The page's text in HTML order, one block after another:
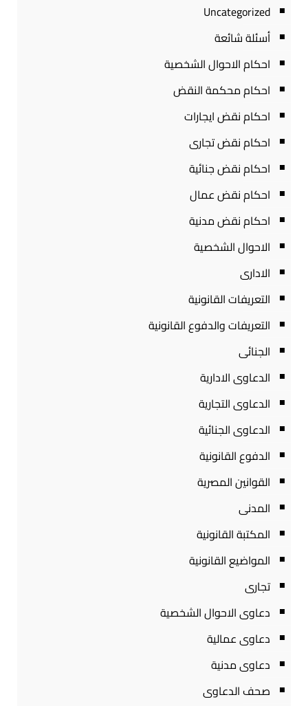
Uncategorized
أسئلة شائعة
احكام الاحوال الشخصية
احكام محكمة النقض
احكام نقض ايجارات
احكام نقض تجارى
احكام نقض جنائية
احكام نقض عمال
احكام نقض مدنية
الاحوال الشخصية
الادارى
التعريفات القانونية
التعريفات والدفوع القانونية
الجنائى
الدعاوى الادارية
الدعاوى التجارية
الدعاوى الجنائية
الدفوع القانونية
القوانين المصرية
المدنى
المكتبة القانونية
المواضيع القانونية
تجارى
دعاوى الاحوال الشخصية
دعاوى عمالية
دعاوى مدنية
صحف الدعاوى